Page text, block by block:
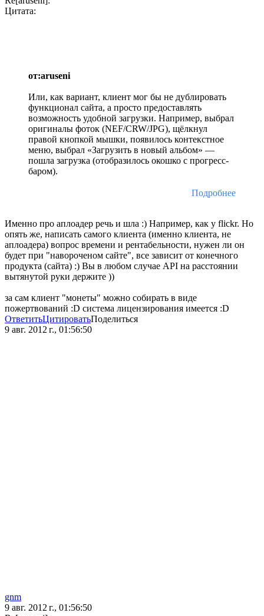
Цитата:
от:aruseni
Или, как вариант, клиент мог бы не дублировать
функционал сайта, а просто предоставлять
возможность удобной загрузки. Например, выбрал
оригиналы фоток (NEF/CRW/JPG), щёлкнул
правой кнопкой мышки, появилось контекстное
меню, выбрал «Загрузить в новый альбом» —
пошла загрузка (отобразилось окошко с прогресс-
баром).
Подробнее
Именно про аплоадер речь и шла :) Например, как у flickr. Но
опять же, написать самого клиента (именно клиента, не
аплоадера) вопрос времени и рентабельности, нужен ли он
будет при "навороченом сайте", все зависит от конечного
продукта (сайта) :) Вы в любом случае API на расстоянии
вытянутой руки держите ))
за сам клиент "монеты" можно собирать в виде
пожертвований :D система лицензирования имеется :D
ОтветитьЦитироватьПоделиться
9 авг. 2012 г., 01:56:50
gnm
9 авг. 2012 г., 01:56:50